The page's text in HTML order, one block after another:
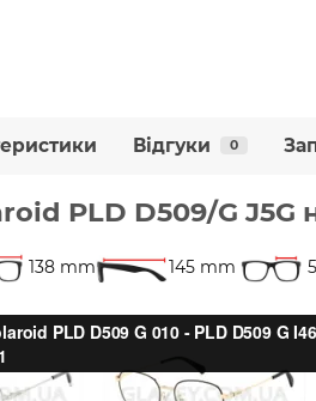
Відгуки 0
PLD D509/G J5G
138 mm 145 mm